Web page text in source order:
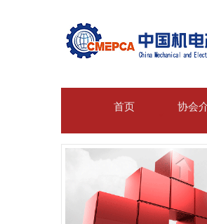
首页 协会